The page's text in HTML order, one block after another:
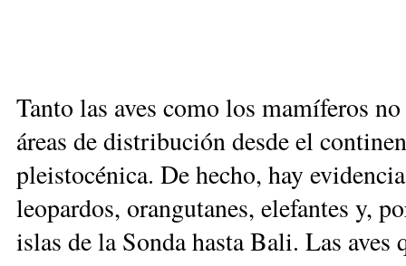
Tanto las aves como los mamíferos
áreas de distribución desde el
pleistocénica. De hecho, hay
leopardos, orangutanes, elefantes y,
islas de la Sonda hasta Bali. Las